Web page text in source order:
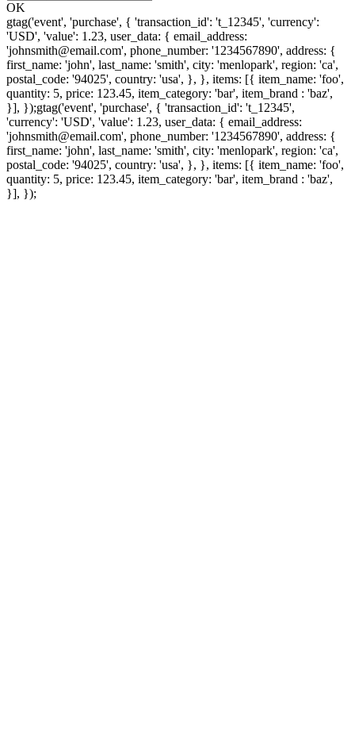
OK
gtag('event', 'purchase', { 'transaction_id': 't_12345', 'currency':
'USD', 'value': 1.23, user_data: { email_address:
'johnsmith@email.com', phone_number: '1234567890', address: {
first_name: 'john', last_name: 'smith', city: 'menlopark', region: 'ca',
postal_code: '94025', country: 'usa', }, }, items: [{ item_name: 'foo',
quantity: 5, price: 123.45, item_category: 'bar', item_brand : 'baz',
}], });gtag('event', 'purchase', { 'transaction_id': 't_12345',
'currency': 'USD', 'value': 1.23, user_data: { email_address:
'johnsmith@email.com', phone_number: '1234567890', address: {
first_name: 'john', last_name: 'smith', city: 'menlopark', region: 'ca',
postal_code: '94025', country: 'usa', }, }, items: [{ item_name: 'foo',
quantity: 5, price: 123.45, item_category: 'bar', item_brand : 'baz',
}], });